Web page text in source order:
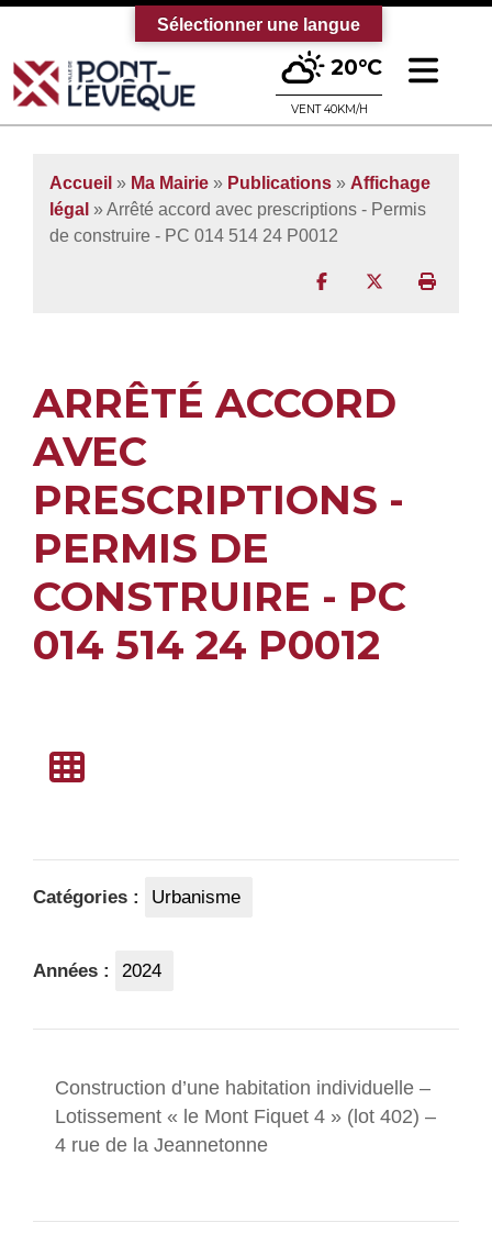
Bienvenue sur le site officiel de la
20°C
VENT 40KM/H
Accueil » Ma Mairie » Publications » Affichage
légal » Arrêté accord avec prescriptions - Permis
de construire - PC 014 514 24 P0012
Partager surPartager sur
ARRÊTÉ ACCORD
AVEC
PRESCRIPTIONS -
PERMIS DE
CONSTRUIRE - PC
014 514 24 P0012
Catégories : Urbanisme
Années : 2024
Construction d’une habitation individuelle –
Lotissement « le Mont Fiquet 4 » (lot 402) –
4 rue de la Jeannetonne
Sélectionner une langue